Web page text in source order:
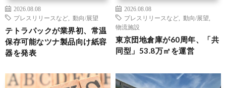
2026.08.08
プレスリリースなど
動向/展望
テトラパックが業界初、常温
保存可能なツナ製品向け紙容
器を発表
2026.08.08
プレスリリースなど
動向/展望
物流施設
東京団地倉庫が60周年、「共
同型」53.8万㎡を運営